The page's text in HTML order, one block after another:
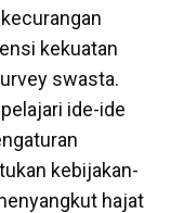
kekuatan
swasta.
ide-ide
kebijakan-
hajat